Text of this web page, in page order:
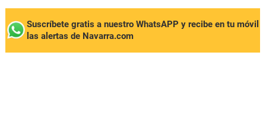
Suscríbete gratis a nuestro WhatsAPP y recibe en tu móvil
las alertas de Navarra.com